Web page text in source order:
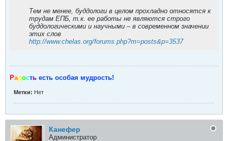
Тем не менее, буддологи в целом прохладно относятся к
трудам ЕПБ, т.к. ее работы не являются строго
буддологическими и научными – в современном значении
этих слов
http://www.chelas.org/forums.php?m=posts&p=3537
Радость есть особая мудрость!
Метки: Нет
Канефер
Администратор